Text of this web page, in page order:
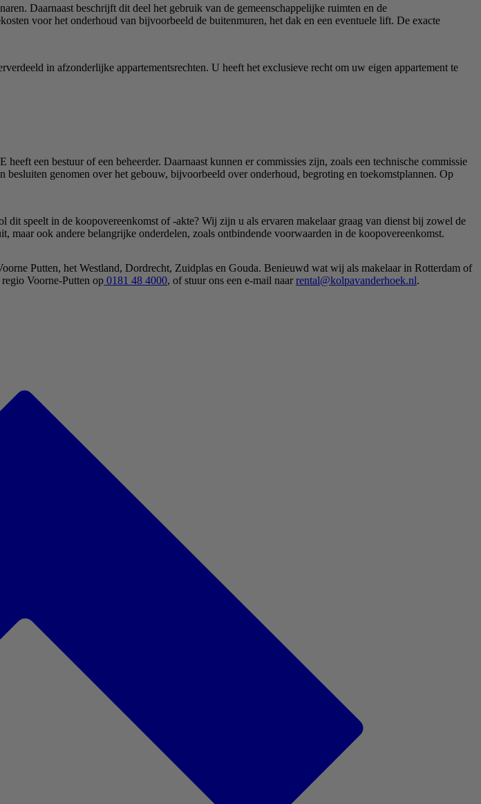
Daarnaast beschrijft dit deel het gebruik van de gemeenschappelijke ruimten en de
voor het onderhoud van bijvoorbeeld de buitenmuren, het dak en een eventuele lift. De exacte
in afzonderlijke appartementsrechten. U heeft het exclusieve recht om uw eigen appartement te
een bestuur of een beheerder. Daarnaast kunnen er commissies zijn, zoals een technische commissie
genomen over het gebouw, bijvoorbeeld over onderhoud, begroting en toekomstplannen. Op
speelt in de koopovereenkomst of -akte? Wij zijn u als ervaren makelaar graag van dienst bij zowel de
maar ook andere belangrijke onderdelen, zoals ontbindende voorwaarden in de koopovereenkomst.
Putten, het Westland, Dordrecht, Zuidplas en Gouda. Benieuwd wat wij als makelaar in Rotterdam of
Voorne-Putten op 0181 48 4000, of stuur ons een e-mail naar rental@kolpavanderhoek.nl.